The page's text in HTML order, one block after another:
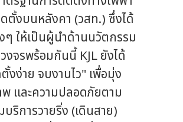
ตั้งบนหลังคา (วสท.) ซึ่งได้
ๆ ให้เป็นผู้นำด้านนวัตกรรม
จรพร้อมกันนี้ KJL ยังได้
ง่าย จบงานไว" เพื่อมุ่ง
และความปลอดภัยตาม
ริการวายริ่ง (เดินสาย)